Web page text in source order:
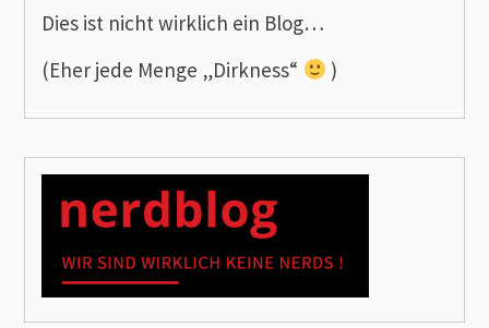
Dies ist nicht wirklich ein Blog…
(Eher jede Menge „Dirkness“
)